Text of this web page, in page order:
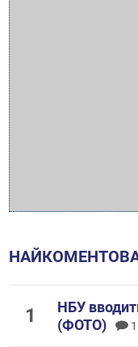
НБУ
(ФОТО)